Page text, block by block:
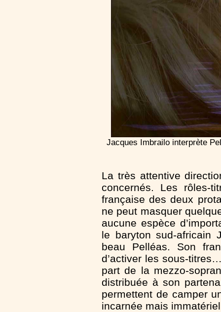
Jacques Imbrailo interprète
La très attentive
concernés. Les rôles-
française des deux
ne peut masquer
aucune espèce
le baryton sud-africain
beau Pelléas. Son
d’activer les sous-
part de la mezzo-
distribuée à son
permettent de camper
incarnée mais